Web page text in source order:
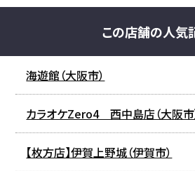
この店舗の人気
海遊館（大阪市）
カラオケZero4 西中島店（大阪市
【枚方店】伊賀上野城（伊賀市）